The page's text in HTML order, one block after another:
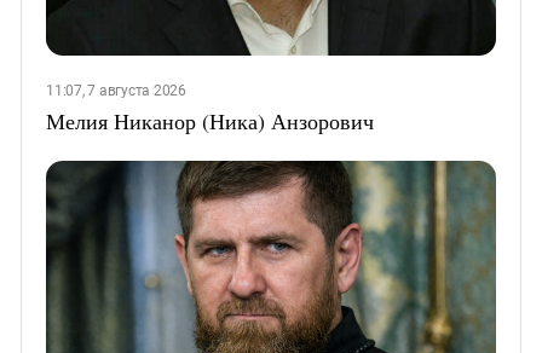
11:07, 7 августа 2026
Мелия Никанор (Ника) Анзорович